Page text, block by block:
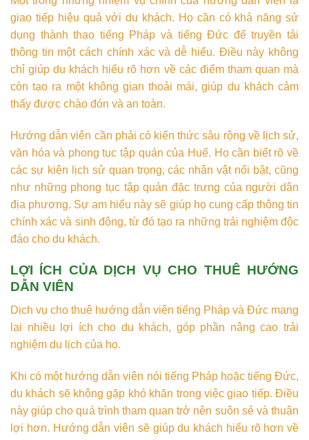
giao tiếp hiệu quả với du khách. Họ cần có khả năng sử
dụng thành thạo tiếng Pháp và tiếng Đức để truyền tải
thông tin một cách chính xác và dễ hiểu. Điều này không
chỉ giúp du khách hiểu rõ hơn về các điểm tham quan mà
còn tạo ra một không gian thoải mái, giúp du khách cảm
thấy được chào đón và an toàn.
Hướng dẫn viên cần phải có kiến thức sâu rộng về lịch sử,
văn hóa và phong tục tập quán của Huế. Họ cần biết rõ về
các sự kiện lịch sử quan trọng, các nhân vật nổi bật, cũng
như những phong tục tập quán đặc trưng của người dân
địa phương. Sự am hiểu này sẽ giúp họ cung cấp thông tin
chính xác và sinh động, từ đó tạo ra những trải nghiệm độc
đáo cho du khách.
LỢI ÍCH CỦA DỊCH VỤ CHO THUÊ HƯỚNG
DẪN VIÊN
Dịch vụ cho thuê hướng dẫn viên tiếng Pháp và Đức mang
lại nhiều lợi ích cho du khách, góp phần nâng cao trải
nghiệm du lịch của họ.
Khi có một hướng dẫn viên nói tiếng Pháp hoặc tiếng Đức,
du khách sẽ không gặp khó khăn trong việc giao tiếp. Điều
này giúp cho quá trình tham quan trở nên suôn sẻ và thuận
lợi hơn. Hướng dẫn viên sẽ giúp du khách hiểu rõ hơn về